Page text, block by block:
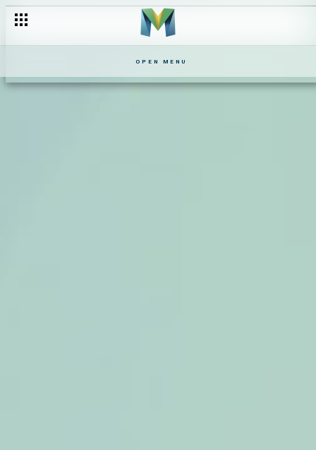
OPEN MENU